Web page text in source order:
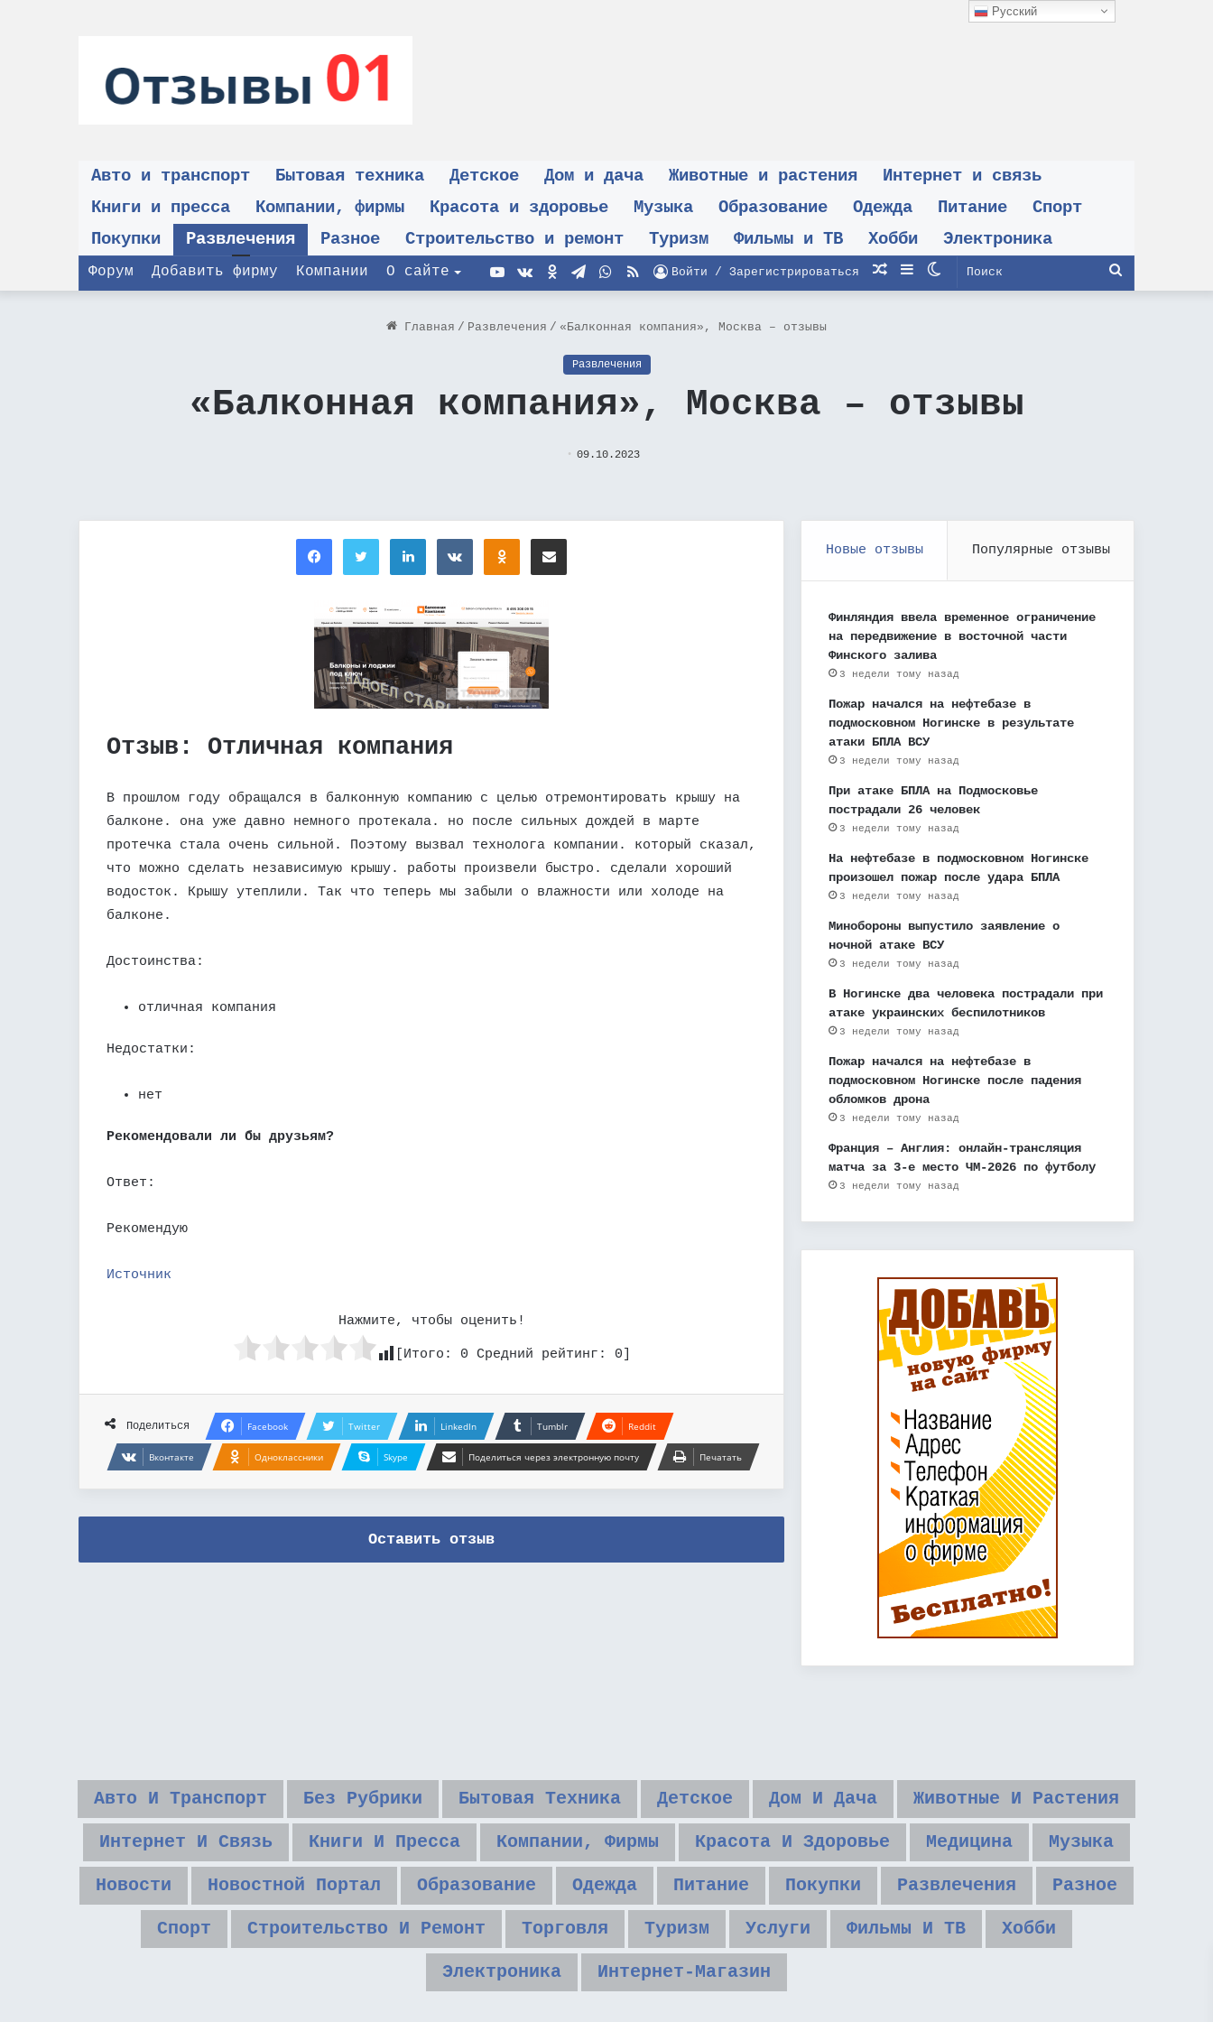
Авто и транспорт Бытовая техника Детское Дом и дача Животные и растения
Интернет и связь
Книги и пресса
Компании, фирмы Красота и здоровье Музыка Образование Одежда Питание
Спорт
Покупки
Развлечения Разное Строительство и ремонт Туризм Фильмы и ТВ Хобби Электроника
Форум Добавить фирму Компании О сайте Поиск
Switch
Sidebar
Случайная
Войти / Зарегистрироваться
RSS
WhatsApp
Telegram
Одноклассники
vk.com
YouTube
Главная / Развлечения / «Балконная компания», Москва – отзывы
Развлечения
«Балконная компания», Москва – отзывы
09.10.2023
FacebookTwitterLinkedInВконтактеОдноклассники
Поделиться через электронную почту
Отзыв: Отличная компания
В прошлом году обращался в балконную компанию с целью отремонтировать крышу на
балконе. она уже давно немного протекала. но после сильных дождей в марте
протечка стала очень сильной. Поэтому вызвал технолога компании. который сказал,
что можно сделать независимую крышу. работы произвели быстро. сделали хороший
водосток. Крышу утеплили. Так что теперь мы забыли о влажности или холоде на
балконе.
Достоинства:
отличная компания
Недостатки:
нет
Рекомендовали ли бы друзьям?
Ответ:
Рекомендую
Источник
Нажмите, чтобы оценить!
[Итого: 0 Средний рейтинг: 0
Поделиться Facebook Twitter LinkedIn Tumblr Reddit
Вконтакте Одноклассники Skype Поделиться через электронную почту Печатать
Оставить отзыв
Новые отзывы Популярные отзывы
Финляндия ввела временное ограничение
на передвижение в восточной части
Финского залива
3 недели тому назад
Пожар начался на нефтебазе в
подмосковном Ногинске в результате
атаки БПЛА ВСУ
3 недели тому назад
При атаке БПЛА на Подмосковье
пострадали 26 человек
3 недели тому назад
На нефтебазе в подмосковном Ногинске
произошел пожар после удара БПЛА
3 недели тому назад
Минобороны выпустило заявление о
ночной атаке ВСУ
3 недели тому назад
В Ногинске два человека пострадали при
атаке украинских беспилотников
3 недели тому назад
Пожар начался на нефтебазе в
подмосковном Ногинске после падения
обломков дрона
3 недели тому назад
Франция – Англия: онлайн-трансляция
матча за 3-е место ЧМ-2026 по футболу
3 недели тому назад
Авто И Транспорт Без Рубрики Бытовая Техника Детское Дом И Дача Животные И Растения
Интернет И Связь Книги И Пресса Компании, Фирмы Красота И Здоровье Медицина Музыка
Новости Новостной Портал Образование Одежда Питание Покупки Развлечения Разное
Спорт Строительство И Ремонт Торговля Туризм Услуги Фильмы И ТВ Хобби
Электроника Интернет-Магазин
Русский